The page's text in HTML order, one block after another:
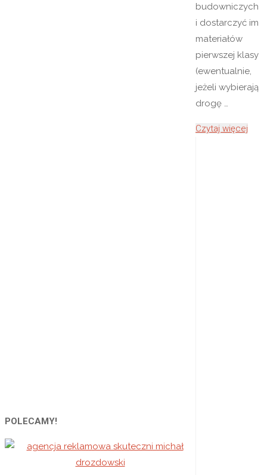
budowniczych
i dostarczyć im
materiałów
pierwszej klasy
(ewentualnie,
jeżeli wybierają
drogę …
Czytaj więcej
POLECAMY!